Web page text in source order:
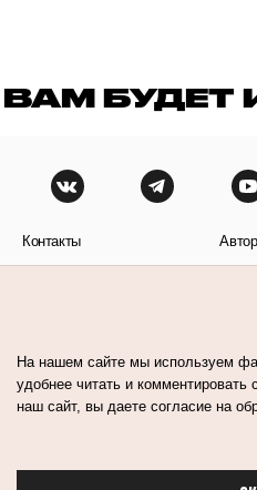
ВАМ БУДЕТ
Контакты
На нашем сайте мы используем
удобнее читать и комментировать
наш сайт, вы даете согласие на